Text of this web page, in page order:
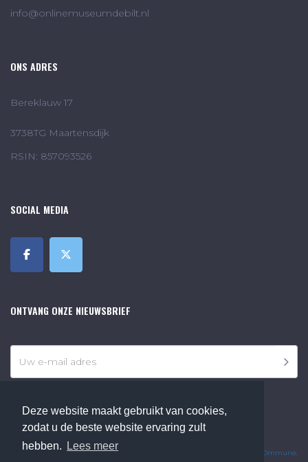
Deze website maakt gebruikt van cookies,
zodat u de beste website ervaring zult
hebben.
Lees meer
info@onlinemuseumdebilt.nl
ONS ADRES
Bereklauw 17
3738TG Maartensdijk
RSIN: 857093526
SOCIAL MEDIA
ONTVANG ONZE NIEUWSBRIEF
©2018 Online Museum de Bilt. Alle rechten voorbehouden.
Ommune